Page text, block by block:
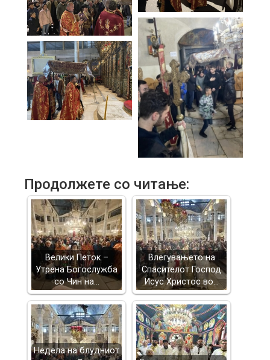
Продолжете со читање:
Велики Петок –
Утрена Богослужба
со Чин на…
Влегувањето на
Спасителот Господ
Исус Христос во…
Недела на блудниот